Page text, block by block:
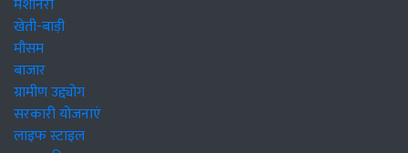
खेती-बाड़ी
मौसम
बाजार
ग्रामीण उद्द्योग
सरकारी योजनाएं
लाइफ स्टाइल